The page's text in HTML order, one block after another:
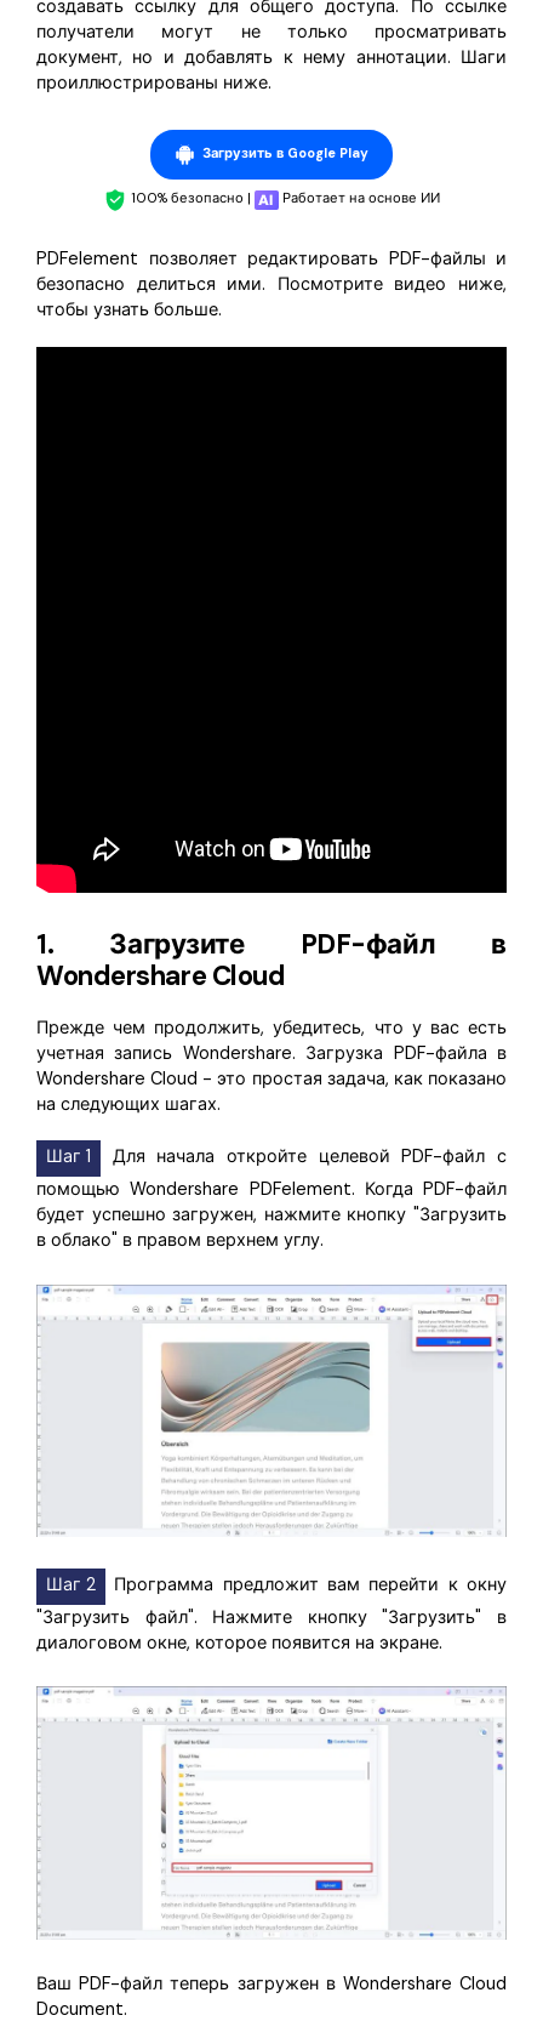
создавать ссылку для общего доступа. По ссылке
получатели могут не только просматривать
документ, но и добавлять к нему аннотации. Шаги
проиллюстрированы ниже.
Загрузить в Google Play
100% безопасно | Работает на основе ИИ
PDFelement позволяет редактировать PDF-файлы и
безопасно делиться ими. Посмотрите видео ниже,
чтобы узнать больше.
1. Загрузите PDF-файл в
Wondershare Cloud
Прежде чем продолжить, убедитесь, что у вас есть
учетная запись Wondershare. Загрузка PDF-файла в
Wondershare Cloud - это простая задача, как показано
на следующих шагах.
Шаг 1
Для начала откройте целевой PDF-файл с
помощью Wondershare PDFelement. Когда PDF-файл
будет успешно загружен, нажмите кнопку "Загрузить
в облако" в правом верхнем углу.
Шаг 2
Программа предложит вам перейти к окну
"Загрузить файл". Нажмите кнопку "Загрузить" в
диалоговом окне, которое появится на экране.
Ваш PDF-файл теперь загружен в Wondershare Cloud
Document.